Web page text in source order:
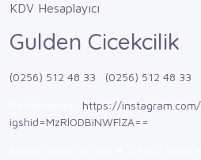
KDV Hesaplayıcı
Gulden Cicekcilik
(0256) 512 48 33 (0256) 512 48 33
https://instagram.com/
igshid=MzRlODBiNWFlZA==